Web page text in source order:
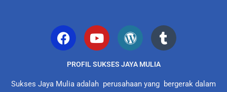
PROFIL SUKSES JAYA MULIA
Sukses Jaya Mulia adalah perusahaan yang bergerak dalam